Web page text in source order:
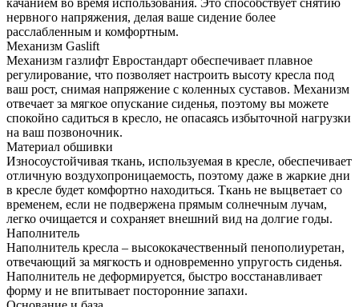
качанием во время использования. Это способствует снятию
нервного напряжения, делая ваше сидение более
расслабленным и комфортным.
Механизм Gaslift
Механизм газлифт Евростандарт обеспечивает плавное
регулирование, что позволяет настроить высоту кресла под
ваш рост, снимая напряжение с коленных суставов. Механизм
отвечает за мягкое опускание сиденья, поэтому вы можете
спокойно садиться в кресло, не опасаясь избыточной нагрузки
на ваш позвоночник.
Материал обшивки
Износоустойчивая ткань, используемая в кресле, обеспечивает
отличную воздухопроницаемость, поэтому даже в жаркие дни
в кресле будет комфортно находиться. Ткань не выцветает со
временем, если не подвержена прямым солнечным лучам,
легко очищается и сохраняет внешний вид на долгие годы.
Наполнитель
Наполнитель кресла – высококачественный пенополиуретан,
отвечающий за мягкость и одновременно упругость сиденья.
Наполнитель не деформируется, быстро восстанавливает
форму и не впитывает посторонние запахи.